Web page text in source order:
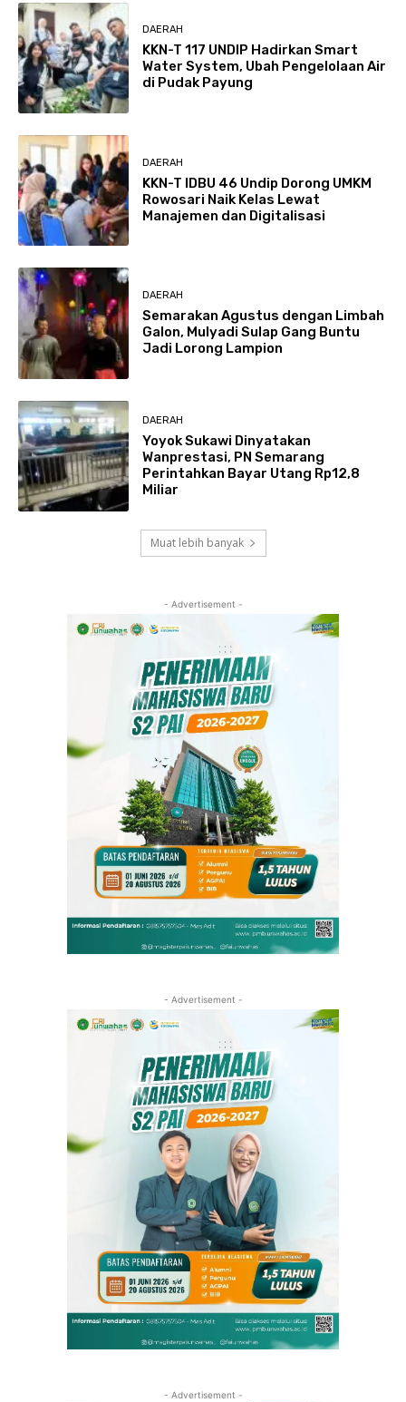
DAERAH
KKN-T 117 UNDIP Hadirkan Smart
Water System, Ubah Pengelolaan Air
di Pudak Payung
DAERAH
KKN-T IDBU 46 Undip Dorong UMKM
Rowosari Naik Kelas Lewat
Manajemen dan Digitalisasi
DAERAH
Semarakan Agustus dengan Limbah
Galon, Mulyadi Sulap Gang Buntu
Jadi Lorong Lampion
DAERAH
Yoyok Sukawi Dinyatakan
Wanprestasi, PN Semarang
Perintahkan Bayar Utang Rp12,8
Miliar
Muat lebih banyak
- Advertisement -
- Advertisement -
- Advertisement -